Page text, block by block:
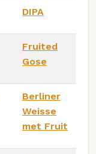
DIPA
Fruited
Gose
Berliner
Weisse
met Fruit